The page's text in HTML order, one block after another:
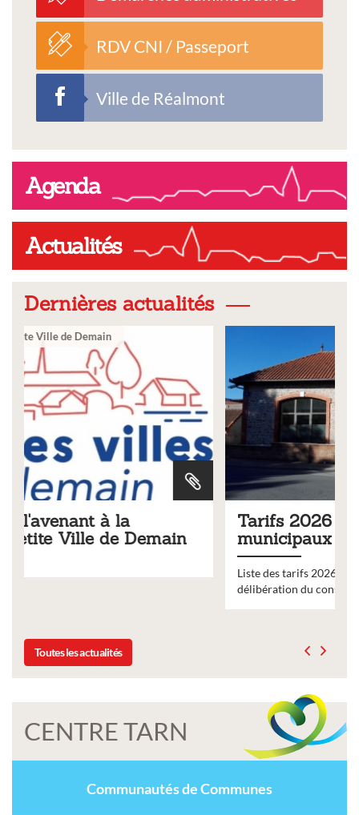
RDV CNI / Passeport
Ville de Réalmont
Agenda
Actualités
Dernières actualités
Tarifs 2026 des services
municipaux
Liste des tarifs 2026 des services municipaux,
délibération du conseil municipal du 19 décembre 2025
Toutes les actualités
CENTRE TARN
Communautés de Communes